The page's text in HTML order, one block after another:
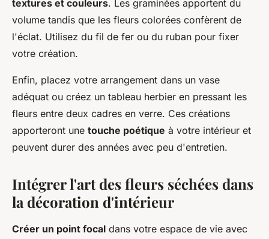
textures et couleurs. Les graminées apportent du
volume tandis que les fleurs colorées confèrent de
l'éclat. Utilisez du fil de fer ou du ruban pour fixer
votre création.
Enfin, placez votre arrangement dans un vase
adéquat ou créez un tableau herbier en pressant les
fleurs entre deux cadres en verre. Ces créations
apporteront une touche poétique à votre intérieur et
peuvent durer des années avec peu d'entretien.
Intégrer l'art des fleurs séchées dans
la décoration d'intérieur
Créer un point focal dans votre espace de vie avec